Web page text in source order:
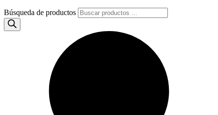
Búsqueda de productos